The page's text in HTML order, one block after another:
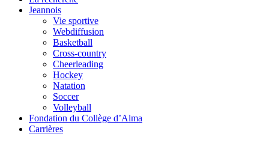
Jeannois
Vie sportive
Webdiffusion
Basketball
Cross-country
Cheerleading
Hockey
Natation
Soccer
Volleyball
Fondation du Collège d’Alma
Carrières